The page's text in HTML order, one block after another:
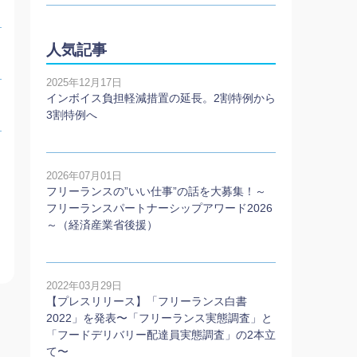
人気記事
2025年12月17日
インボイス負担軽減措置の延長。2割特例から
3割特例へ
2026年07月01日
フリーランスの”いい仕事”の話を大募集！～
フリーランスパートナーシップアワード2026
～（経済産業省後援）
2022年03月29日
【プレスリリース】「フリーランス白書
2022」を発表〜「フリーランス実態調査」と
「フードデリバリー配達員実態調査」の2本⽴
て〜